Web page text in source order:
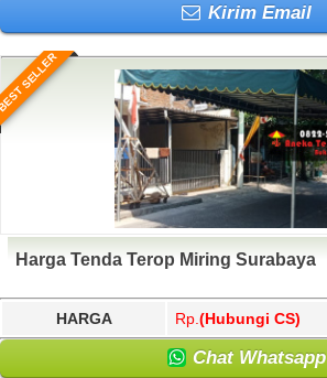
Kirim Email
SELLER
Harga Tenda Terop Miring Surabaya
HARGA Rp. (Hubungi CS)
Chat Whatsapp